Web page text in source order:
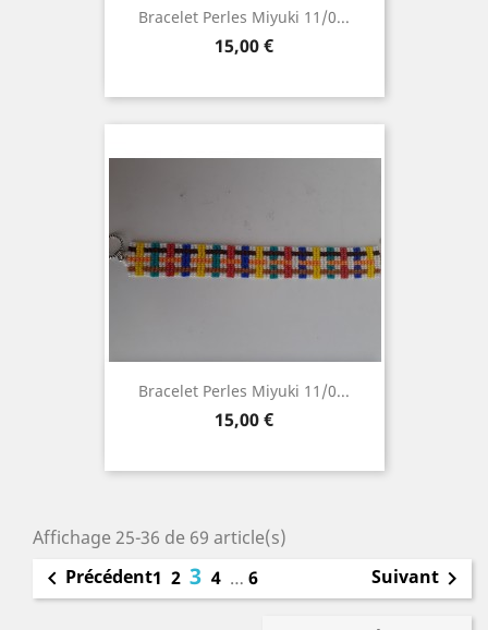
Bracelet Perles Miyuki 11/0...
Prix
15,00 €
Bracelet Perles Miyuki 11/0...
Prix
15,00 €
Affichage 25-36 de 69 article(s)
 Précédent1 2 3 4 … 6 Suivant 